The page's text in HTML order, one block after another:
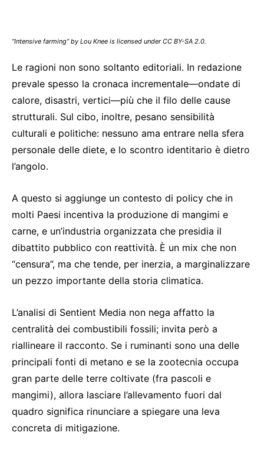
“Intensive farming” by Lou Knee is licensed under CC BY-SA 2.0.
Le ragioni non sono soltanto editoriali. In redazione
prevale spesso la cronaca incrementale—ondate di
calore, disastri, vertici—più che il filo delle cause
strutturali. Sul cibo, inoltre, pesano sensibilità
culturali e politiche: nessuno ama entrare nella sfera
personale delle diete, e lo scontro identitario è dietro
l’angolo.
A questo si aggiunge un contesto di policy che in
molti Paesi incentiva la produzione di mangimi e
carne, e un’industria organizzata che presidia il
dibattito pubblico con reattività. È un mix che non
“censura”, ma che tende, per inerzia, a marginalizzare
un pezzo importante della storia climatica.
L’analisi di Sentient Media non nega affatto la
centralità dei combustibili fossili; invita però a
riallineare il racconto. Se i ruminanti sono una delle
principali fonti di metano e se la zootecnia occupa
gran parte delle terre coltivate (fra pascoli e
mangimi), allora lasciare l’allevamento fuori dal
quadro significa rinunciare a spiegare una leva
concreta di mitigazione.